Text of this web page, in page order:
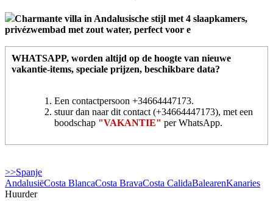
Charmante villa in Andalusische stijl met 4 slaapkamers,
privézwembad met zout water, perfect voor e
WHATSAPP, worden altijd op de hoogte van nieuwe
vakantie-items, speciale prijzen, beschikbare data?
Een contactpersoon +34664447173.
stuur dan naar dit contact (+34664447173), met een
boodschap "VAKANTIE" per WhatsApp.
>>Spanje
AndalusiëCosta BlancaCosta BravaCosta CalidaBalearenKanaries
Huurder